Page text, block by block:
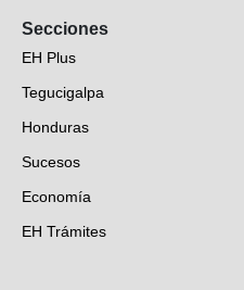
Secciones
EH Plus
Tegucigalpa
Honduras
Sucesos
Economía
EH Trámites